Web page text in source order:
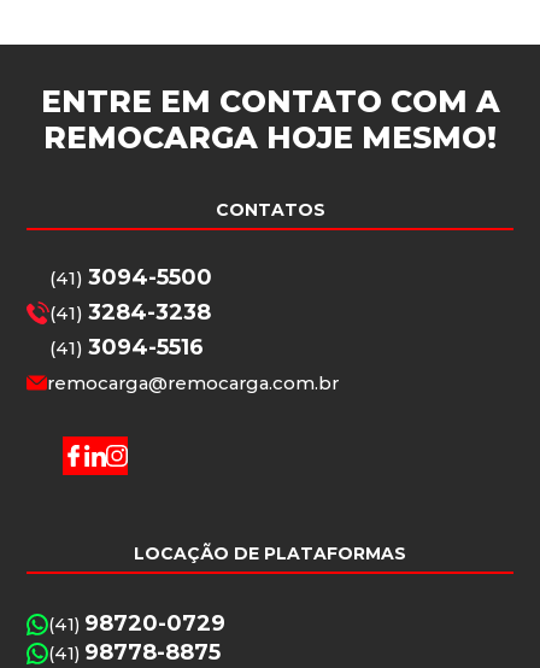
ENTRE EM CONTATO COM A
REMOCARGA HOJE MESMO!
CONTATOS
(41)3094-5500
(41)3284-3238
(41)3094-5516
remocarga@remocarga.com.br
LOCAÇÃO DE PLATAFORMAS
(41) 98720-0729
(41) 98778-8875